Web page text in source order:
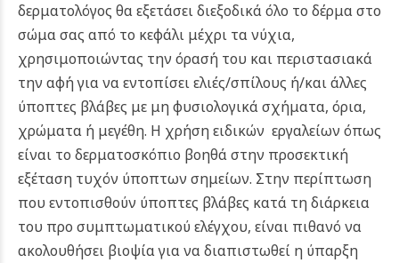
δερματολόγος θα εξετάσει διεξοδικά όλο το δέρμα στο
σώμα σας από το κεφάλι μέχρι τα νύχια,
χρησιμοποιώντας την όρασή του και περιστασιακά
την αφή για να εντοπίσει ελιές/σπίλους ή/και άλλες
ύποπτες βλάβες με μη φυσιολογικά σχήματα, όρια,
χρώματα ή μεγέθη. Η χρήση ειδικών εργαλείων όπως
είναι το δερματοσκόπιο βοηθά στην προσεκτική
εξέταση τυχόν ύποπτων σημείων. Στην περίπτωση
που εντοπισθούν ύποπτες βλάβες κατά τη διάρκεια
του προ συμπτωματικού ελέγχου, είναι πιθανό να
ακολουθήσει βιοψία για να διαπιστωθεί η ύπαρξη